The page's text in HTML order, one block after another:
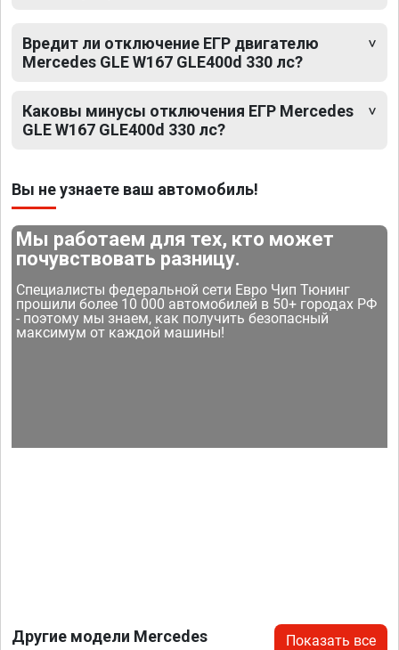
Вредит ли отключение ЕГР двигателю
Mercedes GLE W167 GLE400d 330 лс?
Каковы минусы отключения ЕГР Mercedes
GLE W167 GLE400d 330 лс?
Вы не узнаете ваш автомобиль!
Мы работаем для тех, кто может
почувствовать разницу.
Специалисты федеральной сети Евро Чип Тюнинг
прошили более 10 000 автомобилей в 50+ городах РФ
- поэтому мы знаем, как получить безопасный
максимум от каждой машины!
Другие модели Mercedes Показать все